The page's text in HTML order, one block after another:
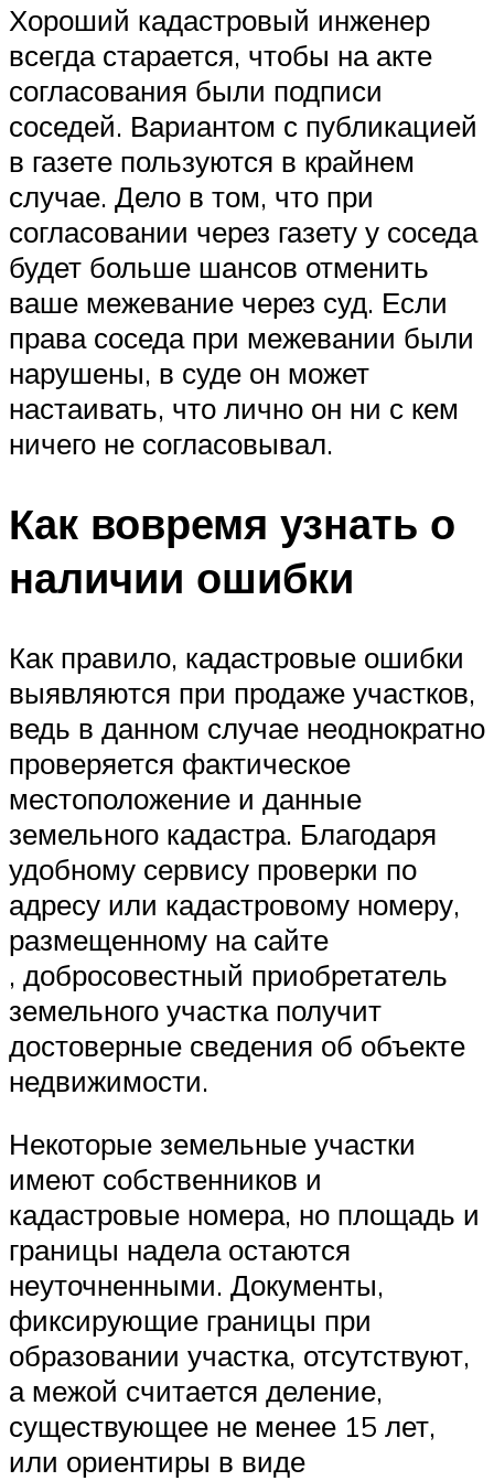
Хороший кадастровый инженер
всегда старается, чтобы на акте
согласования были подписи
соседей. Вариантом с публикацией
в газете пользуются в крайнем
случае. Дело в том, что при
согласовании через газету у соседа
будет больше шансов отменить
ваше межевание через суд. Если
права соседа при межевании были
нарушены, в суде он может
настаивать, что лично он ни с кем
ничего не согласовывал.
Как вовремя узнать о
наличии ошибки
Как правило, кадастровые ошибки
выявляются при продаже участков,
ведь в данном случае неоднократно
проверяется фактическое
местоположение и данные
земельного кадастра. Благодаря
удобному сервису проверки по
адресу или кадастровому номеру,
размещенному на сайте
, добросовестный приобретатель
земельного участка получит
достоверные сведения об объекте
недвижимости.
Некоторые земельные участки
имеют собственников и
кадастровые номера, но площадь и
границы надела остаются
неуточненными. Документы,
фиксирующие границы при
образовании участка, отсутствуют,
а межой считается деление,
существующее не менее 15 лет,
или ориентиры в виде